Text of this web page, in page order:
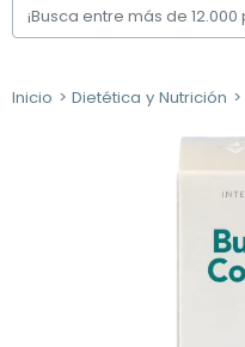
Inicio Dietética y Nutrición